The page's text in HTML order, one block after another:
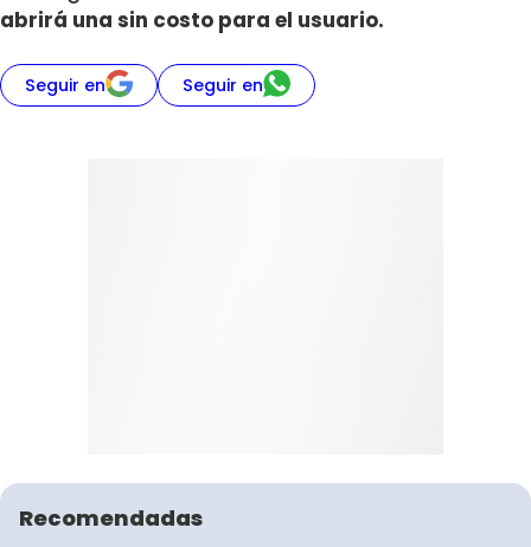
abrirá una sin costo para el usuario.
Seguir en Seguir en
Recomendadas